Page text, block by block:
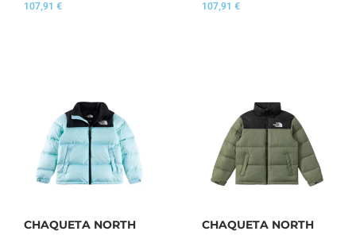
107,91 €
107,91 €
CHAQUETA NORTH
CHAQUETA NORTH